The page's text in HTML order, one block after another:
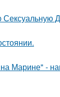
Марине" -